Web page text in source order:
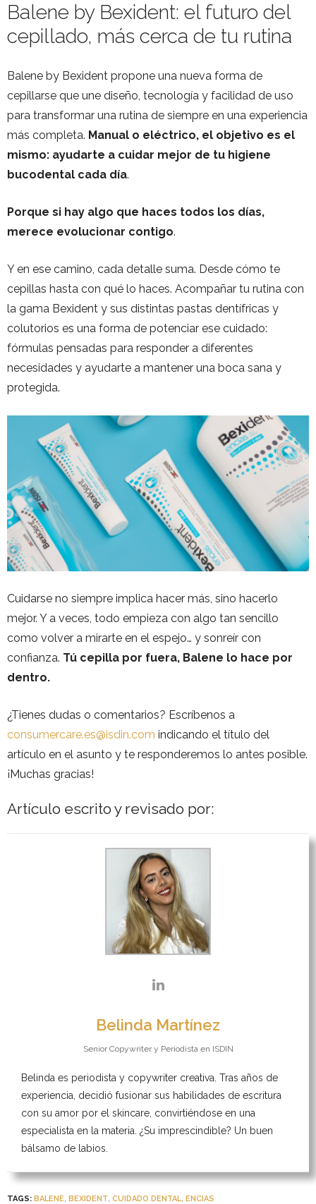
Balene by Bexident: el futuro del
cepillado, más cerca de tu rutina
Balene by Bexident propone una nueva forma de
cepillarse que une diseño, tecnología y facilidad de uso
para transformar una rutina de siempre en una experiencia
más completa. Manual o eléctrico, el objetivo es el
mismo: ayudarte a cuidar mejor de tu higiene
bucodental cada día.
Porque si hay algo que haces todos los días,
merece evolucionar contigo.
Y en ese camino, cada detalle suma. Desde cómo te
cepillas hasta con qué lo haces. Acompañar tu rutina con
la gama Bexident y sus distintas pastas dentífricas y
colutorios es una forma de potenciar ese cuidado:
fórmulas pensadas para responder a diferentes
necesidades y ayudarte a mantener una boca sana y
protegida.
Cuidarse no siempre implica hacer más, sino hacerlo
mejor. Y a veces, todo empieza con algo tan sencillo
como volver a mirarte en el espejo… y sonreír con
confianza. Tú cepilla por fuera, Balene lo hace por
dentro.
¿Tienes dudas o comentarios? Escríbenos a
consumercare.es@isdin.com indicando el título del
artículo en el asunto y te responderemos lo antes posible.
¡Muchas gracias!
Artículo escrito y revisado por:
Belinda Martínez
Senior Copywriter y Periodista en ISDIN
Belinda es periodista y copywriter creativa. Tras años de
experiencia, decidió fusionar sus habilidades de escritura
con su amor por el skincare, convirtiéndose en una
especialista en la materia. ¿Su imprescindible? Un buen
bálsamo de labios.
TAGS: BALENE, BEXIDENT, CUIDADO DENTAL, ENCIAS